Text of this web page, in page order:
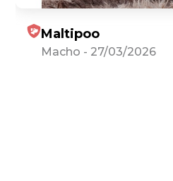
Maltipoo
Macho - 27/03/2026